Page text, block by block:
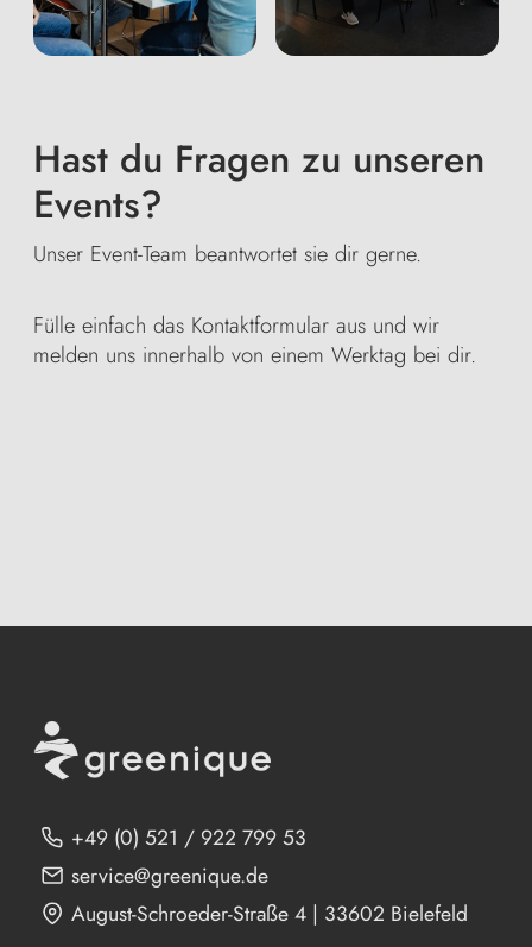
Hast du Fragen zu unseren
Events?
Unser Event-Team beantwortet sie dir gerne.
Fülle einfach das Kontaktformular aus und wir
melden uns innerhalb von einem Werktag bei dir.
+49 (0) 521 / 922 799 53
service@greenique.de
August-Schroeder-Straße 4 | 33602 Bielefeld